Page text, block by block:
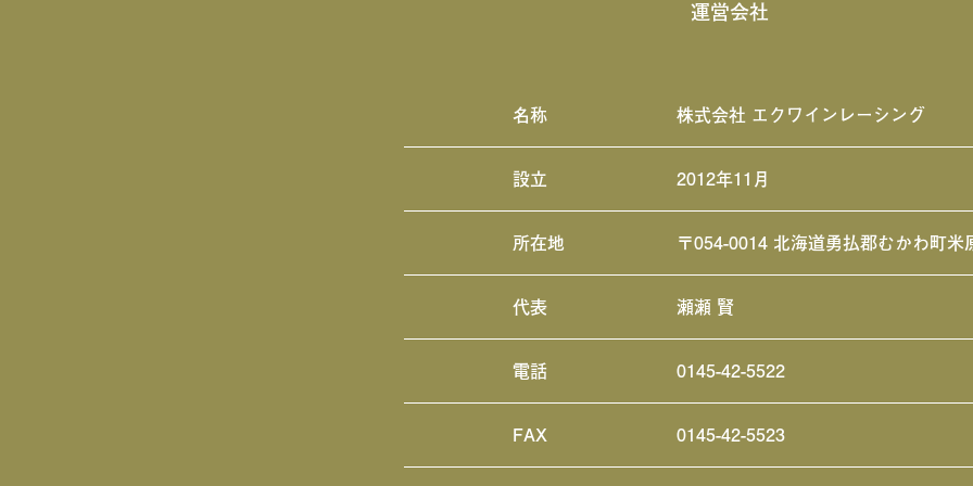
運営会社
名称 株式会社 エクワインレーシング
設立 2012年11月
所在地 〒054-0014 北海道勇払郡むかわ町米
代表 瀬瀬 賢
電話 0145-42-5522
FAX 0145-42-5523